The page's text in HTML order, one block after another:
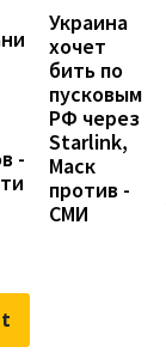
-
Украина
хочет
бить по
пусковым
РФ через
Starlink,
Маск
против -
СМИ